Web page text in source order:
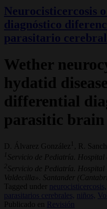
Neurocisticercosis
diagnóstico
parasitario cerebral
Wether
hydatid
differential
parasitic brain
D. Álvarez González 1 , R.
1 Servicio de Pediatría.
2 Servicio de Pediatría.
Valdecilla». Santander
Tagged under
neurocisticercosis,
parasitarios cerebrales,
niños,
Publicado en
Revisión